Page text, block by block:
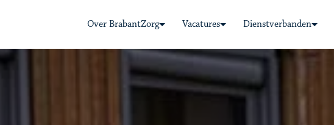
Over BrabantZorg Vacatures Dienstverbanden